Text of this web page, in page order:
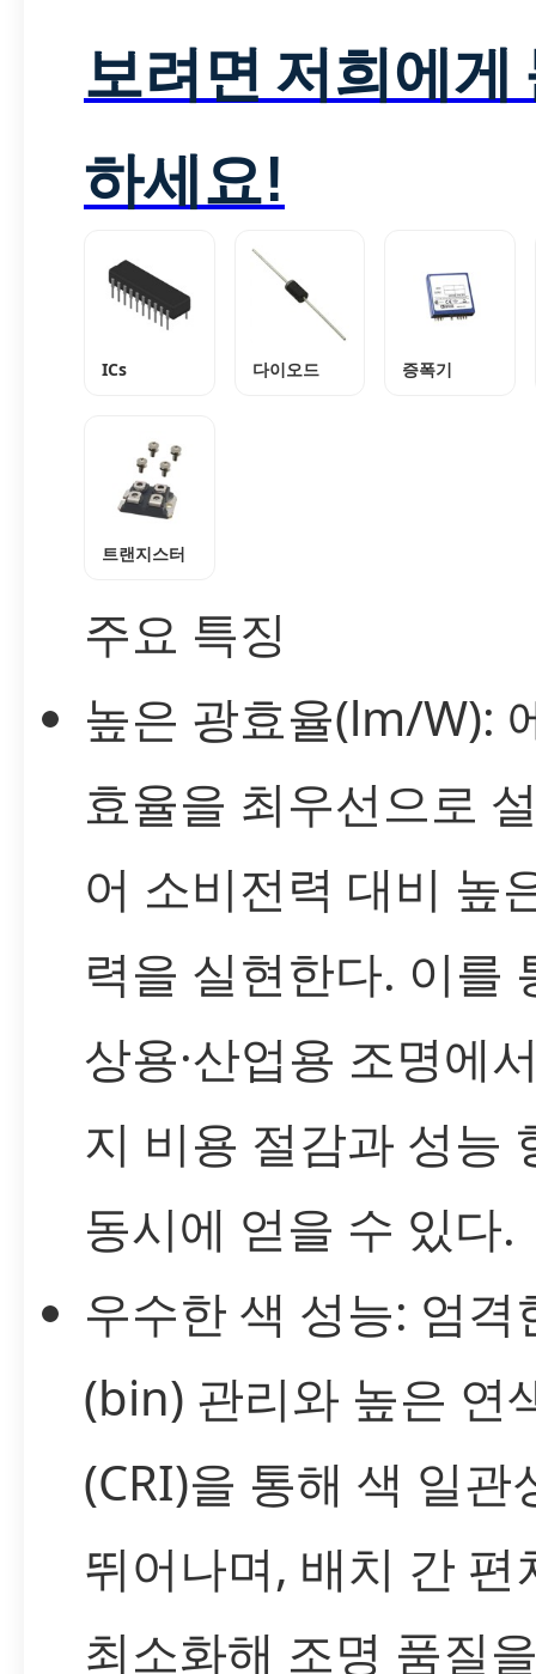
보려면 저희에게
하세요!
ICs 다이오드 증폭기
트랜지스터
주요 특징
높은 광효율(lm/W):
효율을 최우선으로
어 소비전력 대비 높
력을 실현한다. 이를
상용·산업용 조명에
지 비용 절감과 성능
동시에 얻을 수 있다.
우수한 색 성능: 엄격
(bin) 관리와 높은 연
(CRI)을 통해 색 일관
뛰어나며, 배치 간 편
최소화해 조명 품질